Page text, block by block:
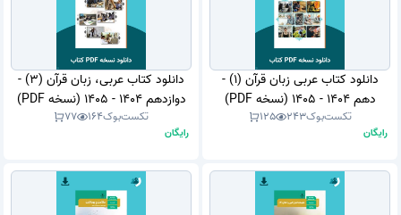
دانلود کتاب عربی زبان قرآن (1) -
دهم 1404 - 1405 (نسخه PDF)
تکست‌بوک243
125
رایگان
دانلود کتاب عربی، زبان قرآن (3) -
دوازدهم 1404 - 1405 (نسخه PDF)
تکست‌بوک164
77
رایگان